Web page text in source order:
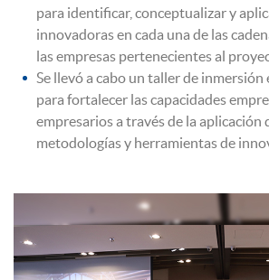
para identificar, conceptualizar y
innovadoras en cada una de las
las empresas pertenecientes al
Se llevó a cabo un taller de
para fortalecer las capacidades
empresarios a través de la aplicación
metodologías y herramientas de